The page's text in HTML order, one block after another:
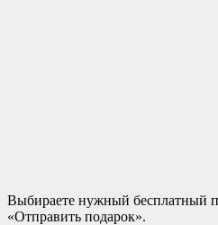
Выбираете нужный бесплатный
«Отправить подарок».